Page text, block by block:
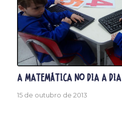
A MATEMÁTICA NO DIA A DIA
15 de outubro de 2013